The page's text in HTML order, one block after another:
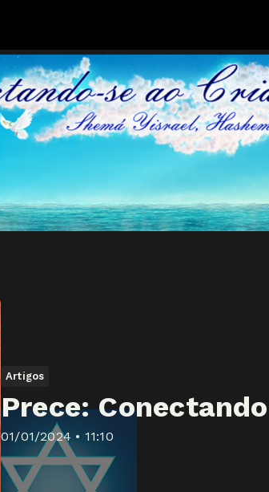
Artigos
01/01/2024 • 11:10
Prece: